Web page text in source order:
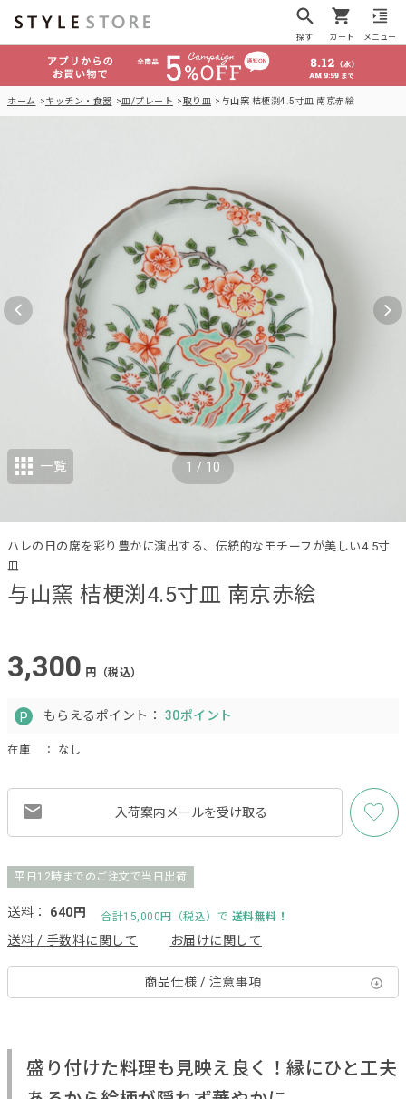
探す カート メニュー
ホーム キッチン・食器 皿/プレート 取り皿 与山窯 桔梗渕4.5寸皿 南京赤絵
与山窯 桔梗渕4.5寸皿 南京赤絵
ハレの日の席を彩り豊かに演出する、伝統的なモチーフが美しい4.5寸
皿
3,300 円（税込）
もらえるポイント： 30ポイント
在庫 ： なし
入荷案内メールを受け取る
平日12時までのご注文で当日出荷
送料： 640円 合計15,000円（税込）で 送料無料！
送料 / 手数料に関して お届けに関して
商品仕様 / 注意事項
1 / 10
一覧
盛り付けた料理も見映え良く！縁にひと工夫